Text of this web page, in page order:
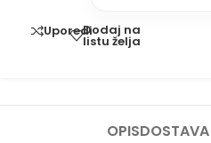
UporediDodaj na
listu želja
OPIS